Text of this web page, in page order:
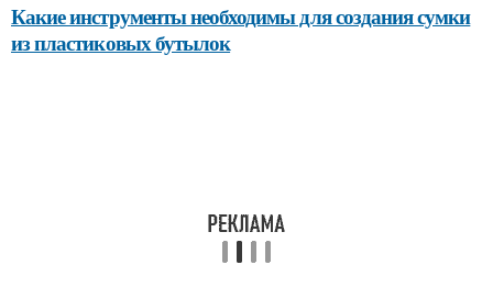
Какие инструменты необходимы для создания сумки
из пластиковых бутылок